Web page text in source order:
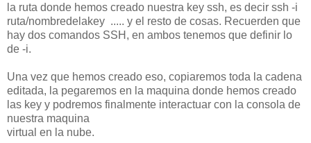
la ruta donde hemos creado nuestra key ssh, es decir ssh -i
ruta/nombredelakey ..... y el resto de cosas. Recuerden que
hay dos comandos SSH, en ambos tenemos que definir lo
de -i.
Una vez que hemos creado eso, copiaremos toda la cadena
editada, la pegaremos en la maquina donde hemos creado
las key y podremos finalmente interactuar con la consola de
nuestra maquina
virtual en la nube.